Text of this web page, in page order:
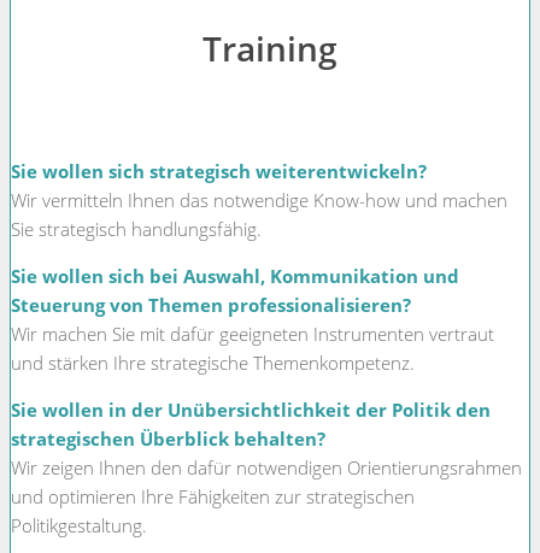
Training
Sie wollen sich strategisch weiterentwickeln?
Wir vermitteln Ihnen das notwendige Know-how und machen
Sie strategisch handlungsfähig.
Sie wollen sich bei Auswahl, Kommunikation und
Steuerung von Themen professionalisieren?
Wir machen Sie mit dafür geeigneten Instrumenten vertraut
und stärken Ihre strategische Themenkompetenz.
Sie wollen in der Unübersichtlichkeit der Politik den
strategischen Überblick behalten?
Wir zeigen Ihnen den dafür notwendigen Orientierungsrahmen
und optimieren Ihre Fähigkeiten zur strategischen
Politikgestaltung.